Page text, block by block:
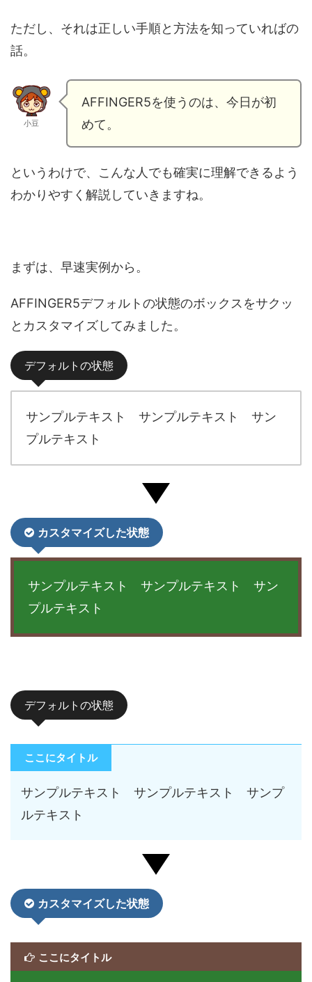
ただし、それは正しい手順と方法を知っていればの
話。
小豆
AFFINGER5を使うのは、今日が初
めて。
というわけで、こんな人でも確実に理解できるよう
わかりやすく解説していきますね。
まずは、早速実例から。
AFFINGER5デフォルトの状態のボックスをサクッ
とカスタマイズしてみました。
デフォルトの状態
サンプルテキスト サンプルテキスト サン
プルテキスト
カスタマイズした状態
サンプルテキスト サンプルテキスト サン
プルテキスト
デフォルトの状態
ここにタイトル
サンプルテキスト サンプルテキスト サンプ
ルテキスト
カスタマイズした状態
ここにタイトル